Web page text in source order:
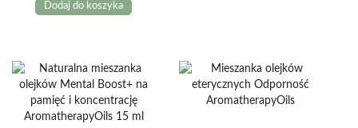
Dodaj do koszyka